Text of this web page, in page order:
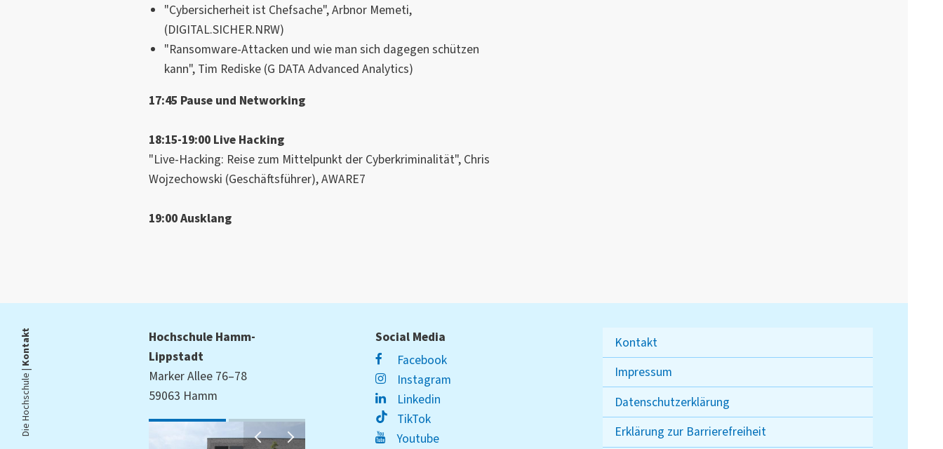
"Cybersicherheit ist Chefsache", Arbnor Memeti,
(DIGITAL.SICHER.NRW)
"Ransomware-Attacken und wie man sich dagegen schützen
kann", Tim Rediske (G DATA Advanced Analytics)
17:45 Pause und Networking
18:15-19:00 Live Hacking
"Live-Hacking: Reise zum Mittelpunkt der Cyberkriminalität", Chris
Wojzechowski (Geschäftsführer), AWARE7
19:00 Ausklang
Die Hochschule |
Kontakt
Hochschule Hamm-
Lippstadt
Marker Allee 76–78
59063 Hamm
Social Media
Facebook
Instagram
Linkedin
TikTok
Youtube
Kontakt
Impressum
Datenschutzerklärung
Erklärung zur Barrierefreiheit